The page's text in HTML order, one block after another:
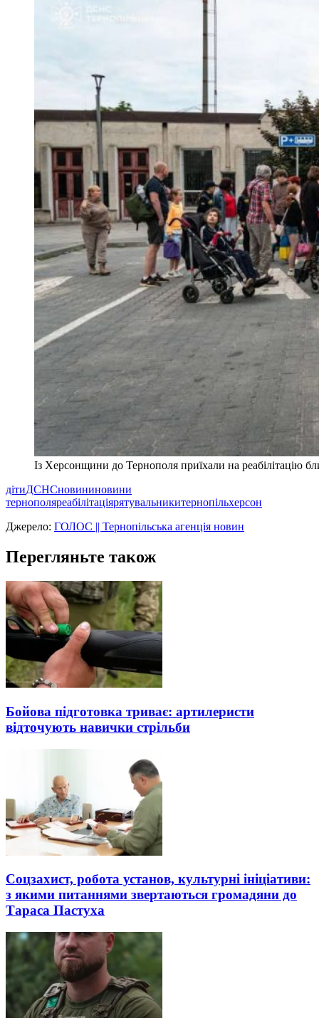
Із Херсонщини до Тернополя приїхали на реабілітацію
дітиДСНСновининовини
тернополяреабілітаціярятувальникитернопільхерсон
Джерело: ГОЛОС || Тернопільська агенція новин
Перегляньте також
Бойова підготовка триває: артилеристи
відточують навички стрільби
Соцзахист, робота установ, культурні ініціативи:
з якими питаннями звертаються громадяни до
Тараса Пастуха